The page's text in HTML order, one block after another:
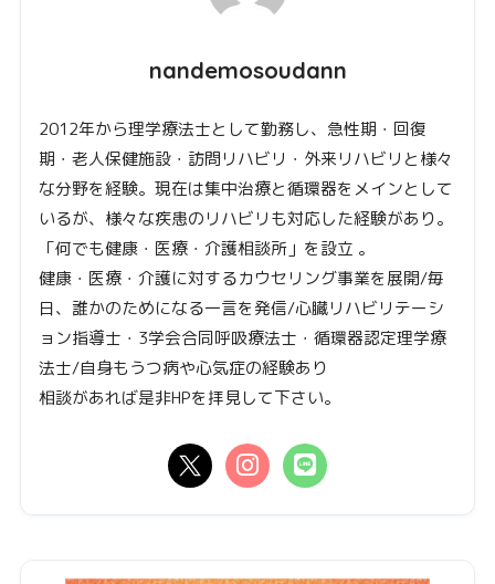
nandemosoudann
2012年から理学療法士として勤務し、急性期・回復
期・老人保健施設・訪問リハビリ・外来リハビリと様々
な分野を経験。現在は集中治療と循環器をメインとして
いるが、様々な疾患のリハビリも対応した経験があり。
「何でも健康・医療・介護相談所」を設立 。
健康・医療・介護に対するカウセリング事業を展開/毎
日、誰かのためになる一言を発信/心臓リハビリテーシ
ョン指導士・3学会合同呼吸療法士・循環器認定理学療
法士/自身もうつ病や心気症の経験あり
相談があれば是非HPを拝見して下さい。